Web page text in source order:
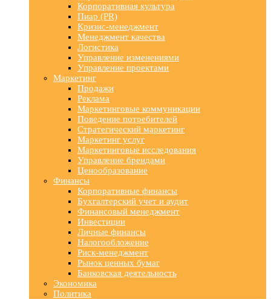
Корпоративная культура
Пиар (PR)
Кризис-менеджмент
Менеджмент качества
Логистика
Управление изменениями
Управление проектами
Маркетинг
Продажи
Реклама
Маркетинговые коммуникации
Поведение потребителей
Стратегический маркетинг
Маркетинг услуг
Маркетинговые исследования
Управление брендами
Ценообразование
Финансы
Корпоративные финансы
Бухгалтерский учет и аудит
Финансовый менеджмент
Инвестиции
Личные финансы
Налогообложение
Риск-менеджмент
Рынок ценных бумаг
Банковская деятельность
Экономика
Политика